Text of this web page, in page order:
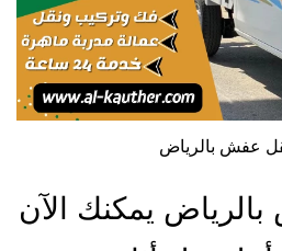
عفش بالرياض
يمكنك الآن